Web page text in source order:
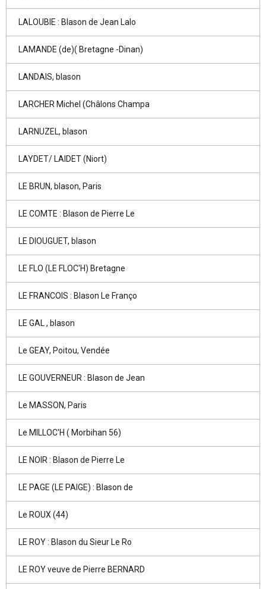
LALOUBIE : Blason de Jean Lalo
LAMANDE (de)( Bretagne -Dinan)
LANDAIS, blason
LARCHER Michel (Châlons Champa
LARNUZEL, blason
LAYDET/ LAIDET (Niort)
LE BRUN, blason, Paris
LE COMTE : Blason de Pierre Le
LE DIOUGUET, blason
LE FLO (LE FLOC'H) Bretagne
LE FRANCOIS : Blason Le Franço
LE GAL , blason
Le GEAY, Poitou, Vendée
LE GOUVERNEUR : Blason de Jean
Le MASSON, Paris
Le MILLOC'H ( Morbihan 56)
LE NOIR : Blason de Pierre Le
LE PAGE (LE PAIGE) : Blason de
Le ROUX (44)
LE ROY : Blason du Sieur Le Ro
LE ROY veuve de Pierre BERNARD